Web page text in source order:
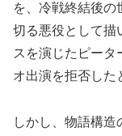
を、冷戦終結後の
切る悪役として描
スを演じたピータ
オ出演を拒否した
しかし、物語構